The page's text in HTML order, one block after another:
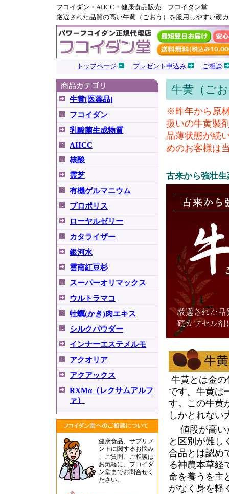
フコイダン・AHCC・健康食品販売 フコイダン堂
厳選された品質の高い牛黄（ごおう）を服用しやすい硬
トップページ プレゼント申込み ご相談
牛黄[医薬品]
フコイダン
乳酸菌生成物質
AHCC
核酸
霊芝
有機ゲルマニウム
プロポリス
ローヤルゼリー
カタライザー
銀河水
雲南紅豆杉
スーパーオリマックス
ウルトラマコ
牡蠣(かき)肉エキス
シルクパウダー
インナーエステメルモ
アクオリア
アクアックス
RXMα（レクサムアルフ
ァ）
健康食品、サプリメ
ントに関するお悩み
、ご質問、ご相談は
お気軽に、フコイダ
ン堂までお問合せく
ださい。
牛黄（ご
※昨年から原
扱いの牛黄製
品薄状態が続
めのお客様は
古来から強壮
牛黄とは金
です。牛黄は
す。この牛黄
しかとれない
値段が高い
と区別が難し
合品とは認め
る神農本草経
命を養うを主
がなく身を軽